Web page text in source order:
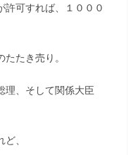
可すれば、１０００
たき売り。
理、そして関係大臣
、